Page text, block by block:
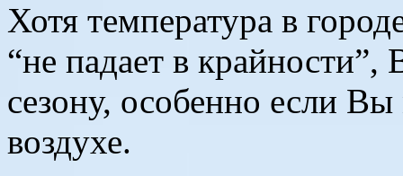
Хотя температура в
“не падает в
сезону, особенно если
воздухе.